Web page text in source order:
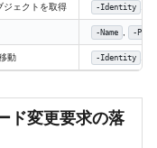
ジェクトを取得 -Identity
-Name -Path
動 -Identity
ド変更要求の落